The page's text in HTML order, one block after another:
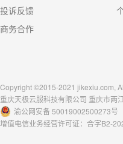
投诉反馈
商务合作
Copyright ©2015-2021 jikexiu.com,
重庆天极云服科技有限公司 重庆市两
渝公网安备 50019002500273号
增值电信业务经营许可证：合字B2-